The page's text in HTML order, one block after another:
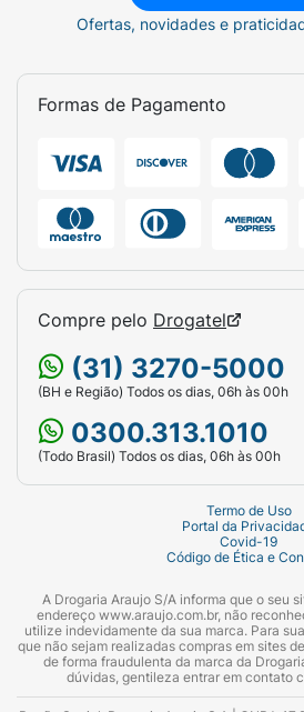
Ofertas, novidades e
Formas de Pagamento
Compre pelo Drogatel
(31) 3270-5000
(BH e Região) Todos os dias, 06h às 00h
0300.313.1010
(Todo Brasil) Todos os dias, 06h às 00h
Termo de Uso
Portal da
Covid-19
Código de Ética e
A Drogaria Araujo S/A informa que o seu
endereço www.araujo.com.br, não
utilize indevidamente da sua marca. Para
que não sejam realizadas compras em sites
de forma fraudulenta da marca da
dúvidas, gentileza entrar em contato